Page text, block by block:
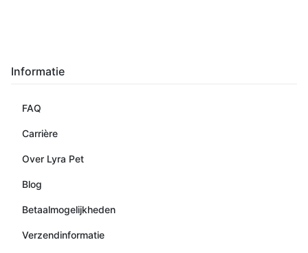
Informatie
FAQ
Carrière
Over Lyra Pet
Blog
Betaalmogelijkheden
Verzendinformatie